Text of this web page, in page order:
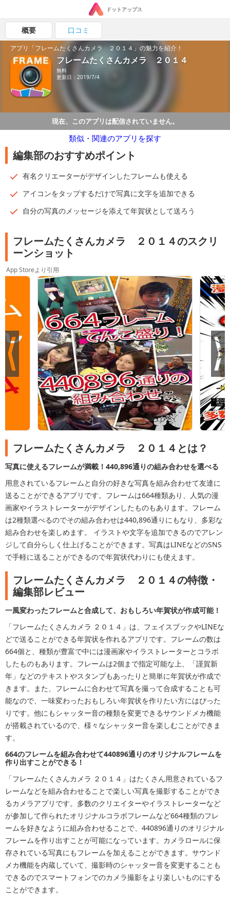
ドットアップス
概要 口コミ
アプリ「フレームたくさんカメラ ２０１４」の魅力を紹介！
フレームたくさんカメラ ２０１４
無料
更新日：2019/7/4
現在、このアプリは配信されていません。
類似・関連のアプリを探す
編集部のおすすめポイント
有名クリエーターがデザインしたフレームも使える
アイコンをタップするだけで写真に文字を追加できる
自分の写真のメッセージを添えて年賀状として送ろう
フレームたくさんカメラ ２０１４のスクリ
ーンショット
App Storeより引用
フレームたくさんカメラ ２０１４とは？
写真に使えるフレームが満載！440,896通りの組み合わせを選べる
用意されているフレームと自分の好きな写真を組み合わせて友達に
送ることができるアプリです。フレームは664種類あり、人気の漫
画家やイラストレーターがデザインしたものもあります。フレーム
は2種類選べるのでその組み合わせは440,896通りにもなり、多彩な
組み合わせを楽しめます。 イラストや文字を追加できるのでアレン
ジして自分らしく仕上げることができます。写真はLINEなどのSNS
で手軽に送ることができるので年賀状代わりにも使えます。
フレームたくさんカメラ ２０１４の特徴・
編集部レビュー
一風変わったフレームと合成して、おもしろい年賀状が作成可能！
「フレームたくさんカメラ ２０１４」は、フェイスブックやLINEな
どで送ることができる年賀状を作れるアプリです。フレームの数は
664個と、種類が豊富で中には漫画家やイラストレーターとコラボ
したものもあります。フレームは2個まで指定可能な上、「謹賀新
年」などのテキストやスタンプもあったりと簡単に年賀状が作成で
きます。また、フレームに合わせて写真を撮って合成することも可
能なので、一味変わったおもしろい年賀状を作りたい方にはぴった
りです。他にもシャッター音の種類を変更できるサウンドメカ機能
が搭載されているので、様々なシャッター音を楽しむことができま
す。
664のフレームを組み合わせて440896通りのオリジナルフレームを
作り出すことができる！
「フレームたくさんカメラ ２０１４」はたくさん用意されているフ
レームなどを組み合わせることで楽しい写真を撮影することができ
るカメラアプリです。多数のクリエイターやイラストレーターなど
が参加して作られたオリジナルコラボフレームなど664種類のフレ
ームを好きなように組み合わせることで、440896通りのオリジナル
フレームを作り出すことが可能になっています。カメラロールに保
存されている写真にもフレームを加えることができます。サウンド
メカ機能を内蔵していて、撮影時のシャッター音を変更することも
できるのでスマートフォンでのカメラ撮影をより楽しいものにする
ことができます。